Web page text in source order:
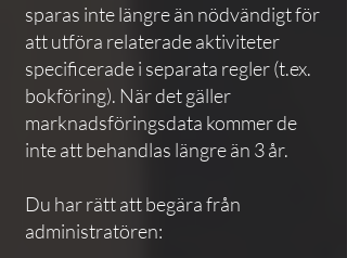
sparas inte längre än nödvändigt för
att utföra relaterade aktiviteter
specificerade i separata regler (t.ex.
bokföring). När det gäller
marknadsföringsdata kommer de
inte att behandlas längre än 3 år.
Du har rätt att begära från
administratören: